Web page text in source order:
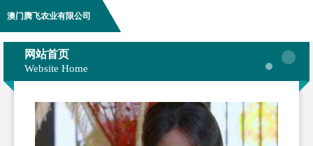
澳门腾飞农业有限公司
网站首页
Website Home